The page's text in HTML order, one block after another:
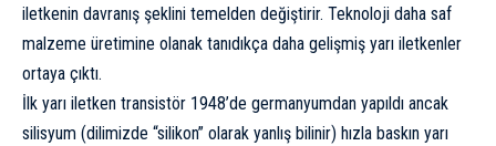
iletkenin davranış şeklini temelden değiştirir. Teknoloji daha saf
malzeme üretimine olanak tanıdıkça daha gelişmiş yarı iletkenler
ortaya çıktı.
İlk yarı iletken transistör 1948’de germanyumdan yapıldı ancak
silisyum (dilimizde “silikon” olarak yanlış bilinir) hızla baskın yarı